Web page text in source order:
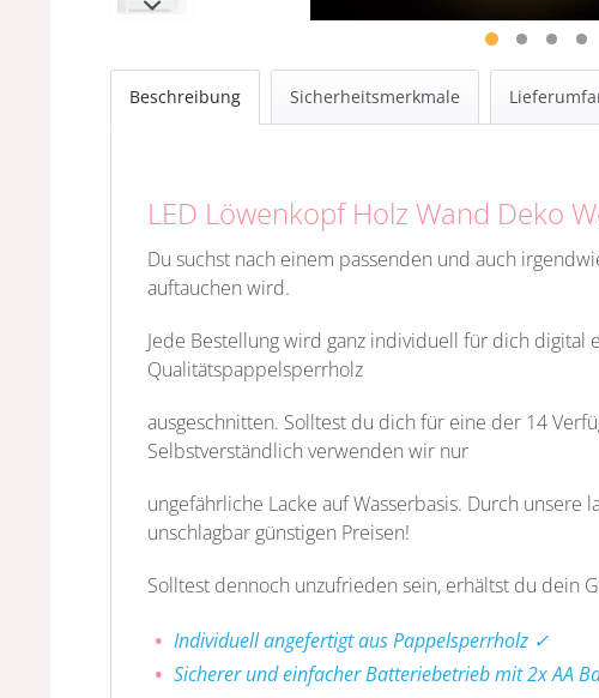
Beschreibung Sicherheitsmerkmale
LED Löwenkopf Holz Wand Deko
Du suchst nach einem passenden und auch
auftauchen wird.
Jede Bestellung wird ganz individuell für dich
Qualitätspappelsperrholz
ausgeschnitten. Solltest du dich für eine der 14
Selbstverständlich verwenden wir nur
ungefährliche Lacke auf Wasserbasis. Durch
unschlagbar günstigen Preisen!
Solltest dennoch unzufrieden sein, erhältst du dein
Individuell angefertigt aus Pappelsperrholz ✓
Sicherer und einfacher Batteriebetrieb mit 2x AA